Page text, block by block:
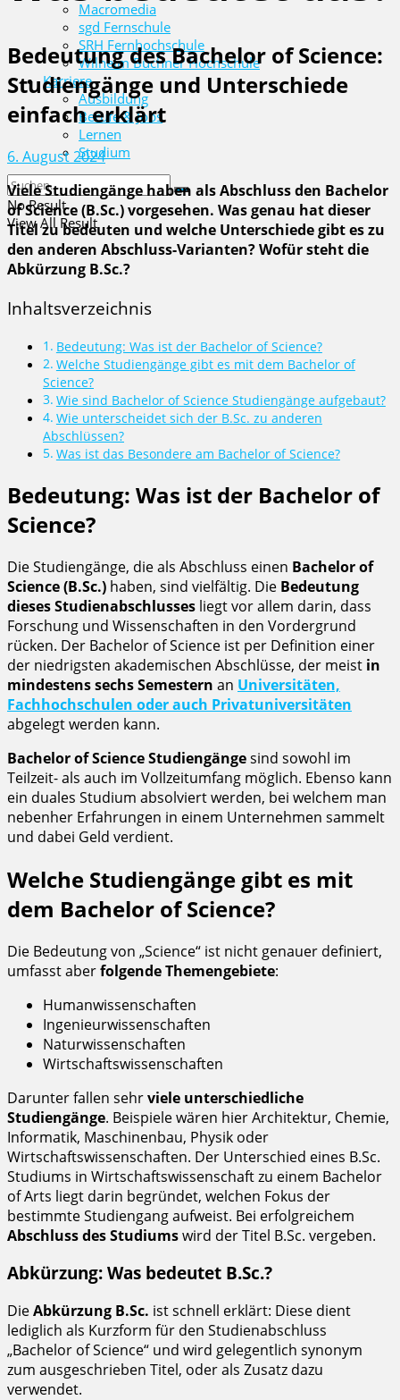
Macromedia
sgd Fernschule
SRH Fernhochschule
Wilhelm Büchner Hochschule
Karriere
Ausbildung
Berufe & Jobs
Lernen
Studium
No Result
View All Result
Bedeutung des Bachelor of Science:
Studiengänge und Unterschiede
einfach erklärt
6. August 2024
Viele Studiengänge haben als Abschluss den Bachelor
of Science (B.Sc.) vorgesehen. Was genau hat dieser
Titel zu bedeuten und welche Unterschiede gibt es zu
den anderen Abschluss-Varianten? Wofür steht die
Abkürzung B.Sc.?
Inhaltsverzeichnis
Bedeutung: Was ist der Bachelor of Science?
Welche Studiengänge gibt es mit dem Bachelor of
Science?
Wie sind Bachelor of Science Studiengänge aufgebaut?
Wie unterscheidet sich der B.Sc. zu anderen
Abschlüssen?
Was ist das Besondere am Bachelor of Science?
Bedeutung: Was ist der Bachelor of
Science?
Die Studiengänge, die als Abschluss einen Bachelor of
Science (B.Sc.) haben, sind vielfältig. Die Bedeutung
dieses Studienabschlusses liegt vor allem darin, dass
Forschung und Wissenschaften in den Vordergrund
rücken. Der Bachelor of Science ist per Definition einer
der niedrigsten akademischen Abschlüsse, der meist in
mindestens sechs Semestern an Universitäten,
Fachhochschulen oder auch Privatuniversitäten
abgelegt werden kann.
Bachelor of Science Studiengängesind sowohl im
Teilzeit- als auch im Vollzeitumfang möglich. Ebenso kann
ein duales Studium absolviert werden, bei welchem man
nebenher Erfahrungen in einem Unternehmen sammelt
und dabei Geld verdient.
Welche Studiengänge gibt es mit
dem Bachelor of Science?
Die Bedeutung von „Science“ ist nicht genauer definiert,
umfasst aberfolgende Themengebiete:
Humanwissenschaften
Ingenieurwissenschaften
Naturwissenschaften
Wirtschaftswissenschaften
Darunter fallen sehrviele unterschiedliche
Studiengänge. Beispiele wären hier Architektur, Chemie,
Informatik, Maschinenbau, Physik oder
Wirtschaftswissenschaften. Der Unterschied eines B.Sc.
Studiums in Wirtschaftswissenschaft zu einem Bachelor
of Arts liegt darin begründet, welchen Fokus der
bestimmte Studiengang aufweist. Bei erfolgreichem
Abschluss des Studiumswird der Titel B.Sc. vergeben.
Abkürzung: Was bedeutet B.Sc.?
DieAbkürzung B.Sc. ist schnell erklärt: Diese dient
lediglich als Kurzform für den Studienabschluss
„Bachelor of Science“ und wird gelegentlich synonym
zum ausgeschrieben Titel, oder als Zusatz dazu
verwendet.